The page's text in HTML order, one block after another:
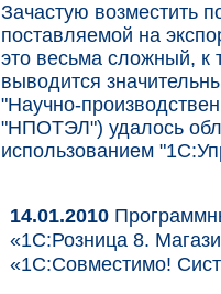
Зачастую возместить
поставляемой на
это весьма сложный, к
выводится
"Научно-
"НПОТЭЛ") удалось
использованием
14.01.2010
«1С:Розница 8.
«1С:Совместимо!